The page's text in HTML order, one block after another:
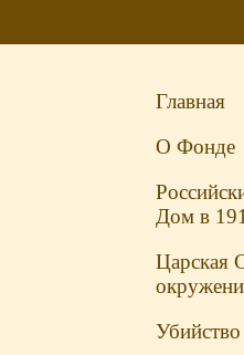
Главная
О Фонде
Дом в
Царская